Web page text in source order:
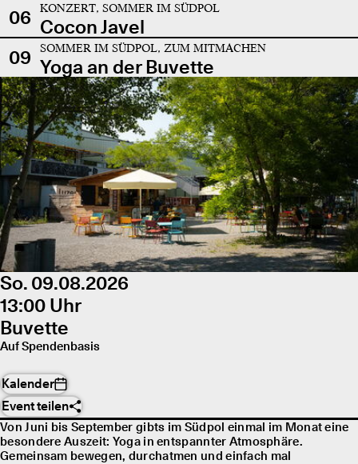
06 KONZERT, SOMMER IM SÜDPOL
Cocon Javel
09
SOMMER IM SÜDPOL, ZUM MITMACHEN
Yoga an der Buvette
So. 09.08.2026
13:00 Uhr
Buvette
Auf Spendenbasis
Kalender
Event teilen
Von Juni bis September gibts im Südpol einmal im Monat eine
besondere Auszeit: Yoga in entspannter Atmosphäre.
Gemeinsam bewegen, durchatmen und einfach mal